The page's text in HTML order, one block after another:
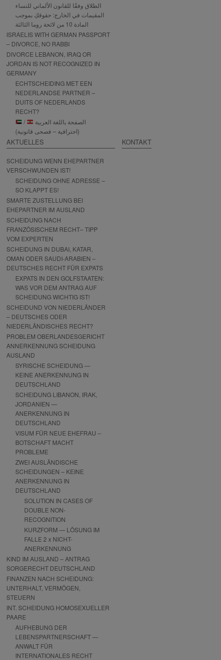
الطلاق وفقًا للقانون الألماني للنساء
المقيمات في الخارج: حقوقكِ بموجب
المادة 10 من لائحة روما الثالثة
ISRAELIS WITH GERMAN PASSPORT
– DIVORCE, NO RABBI
DIVORCE LEBANON, IRAQ OR
JORDAN IS NOT RECOGNIZED IN
GERMANY
ECHTSCHEIDING MET EEN
NEDERLANDSE PARTNER –
DUITS OF NEDERLANDS
RECHT?
/
(احترافية – فصحى قانونية)
AKTUELLES
SCHEIDUNG WENN EHEPARTNER
VERSCHWUNDEN IST!
SCHEIDUNG OHNE ADRESSE –
SO KLAPPT ES!
SMARTE ZUSTELLUNG BEI
EHEPARTNER IM AUSLAND
SCHEIDUNG NACH
FRANZÖSISCHEM RECHT– TIPP
VOM EXPERTEN
SCHEIDUNG IN DUBAI, KATAR,
OMAN ODER SAUDI-ARABIEN –
DEUTSCHES RECHT FÜR EXPATS
EXPATS IN DEN GOLFSTAATEN:
WAS VOR DEM ANTRAG AUF
SCHEIDUNG WICHTIG IST!
SCHEIDUND VON NIEDERLÄNDER
– DEUTSCHES ODER
NIEDERLÄNDISCHES RECHT?
PROBLEM OBERLANDESGERICHT
ANNERKENNUNG SCHEIDUNG
AUSLAND
SYRISCHE SCHEIDUNG —
KEINE ANERKENNUNG IN
DEUTSCHLAND
SCHEIDUNG LIBANON, IRAK,
JORDANIEN —
ANERKENNUNG IN
DEUTSCHLAND
VISUM FÜR NEUE EHEFRAU –
BOTSCHAFT MACHT
PROBLEME
ZWEI AUSLÄNDISCHE
SCHEIDUNGEN – KEINE
ANERKENNUNG IN
DEUTSCHLAND
SOLUTION IN CASES OF
DOUBLE NON-
RECOGNITION
KURZFORM — LÖSUNG IM
FALLE 2 x NICHT-
ANERKENNUNG
KIND IM AUSLAND – ANTRAG
SORGERECHT DEUTSCHLAND
FINANZEN NACH SCHEIDUNG:
UNTERHALT, VERMÖGEN,
STEUERN
INT. SCHEIDUNG HOMOSEXUELLER
PAARE
AUFHEBUNG DER
LEBENSPARTNERSCHAFT —
ANWALT FÜR
INTERNATIONALES RECHT
KONTAKT